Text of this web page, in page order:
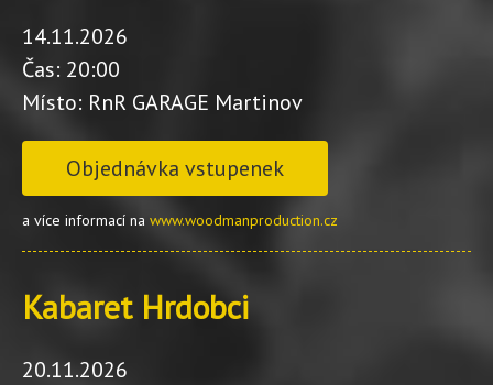
14.11.2026
Čas: 20:00
Místo: RnR GARAGE Martinov
Objednávka vstupenek
a více informací na www.woodmanproduction.cz
Kabaret Hrdobci
20.11.2026